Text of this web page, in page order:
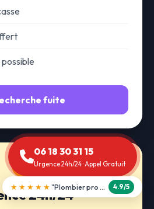
fuite
24h/24
06 18 30 31 15
Urgence 24h/24 · Appel Gratuit
★★★★★ "Débouchage WC en 30 min" 5.0/5